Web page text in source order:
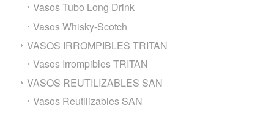
Vasos Tubo Long Drink
Vasos Whisky-Scotch
VASOS IRROMPIBLES TRITAN
Vasos Irrompibles TRITAN
VASOS REUTILIZABLES SAN
Vasos Reutilizables SAN